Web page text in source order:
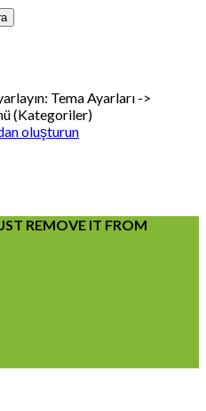
Tema Ayarları ->
(Kategoriler)
oluşturun
REMOVE IT FROM